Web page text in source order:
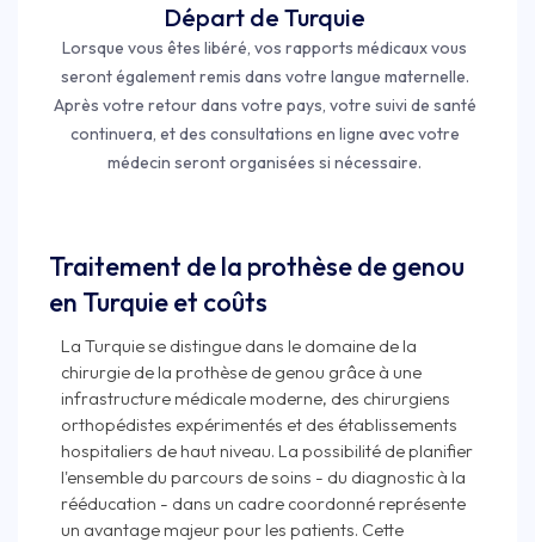
Départ de Turquie
Lorsque vous êtes libéré, vos rapports médicaux vous
seront également remis dans votre langue maternelle.
Après votre retour dans votre pays, votre suivi de santé
continuera, et des consultations en ligne avec votre
médecin seront organisées si nécessaire.
Traitement de la prothèse de genou
en Turquie et coûts
La Turquie se distingue dans le domaine de la
chirurgie de la prothèse de genou grâce à une
infrastructure médicale moderne, des chirurgiens
orthopédistes expérimentés et des établissements
hospitaliers de haut niveau. La possibilité de planifier
l'ensemble du parcours de soins - du diagnostic à la
rééducation - dans un cadre coordonné représente
un avantage majeur pour les patients. Cette